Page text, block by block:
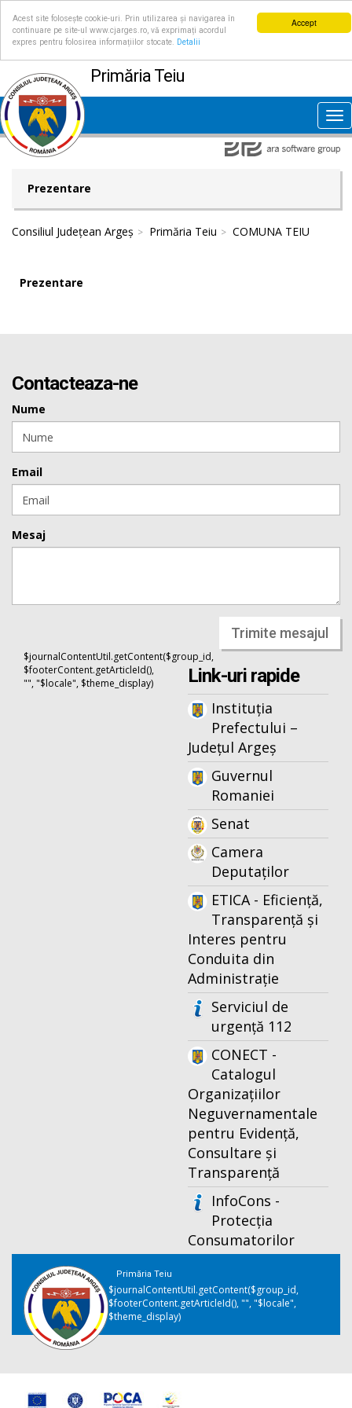
Accept
Acest site folosește cookie-uri. Prin utilizarea și navigarea în
continuare pe site-ul www.cjarges.ro, vă exprimați acordul
expres pentru folosirea informațiilor stocate.
Detalii
Primăria Teiu
Prezentare
Consiliul Județean Argeș Primăria Teiu COMUNA TEIU
Prezentare
Contacteaza-ne
Nume
Email
Mesaj
Trimite mesajul
$journalContentUtil.getContent($group_id,
$footerContent.getArticleId(),
"", "$locale", $theme_display)
Link-uri rapide
Instituția
Prefectului –
Județul Argeș
Guvernul
Romaniei
Senat
Camera
Deputaților
ETICA - Eficiență,
Transparență și
Interes pentru
Conduita din
Administrație
Serviciul de
urgență 112
CONECT -
Catalogul
Organizațiilor
Neguvernamentale
pentru Evidență,
Consultare și
Transparență
InfoCons -
Protecția
Consumatorilor
Primăria Teiu
$journalContentUtil.getContent($group_id,
$footerContent.getArticleId(), "", "$locale",
$theme_display)